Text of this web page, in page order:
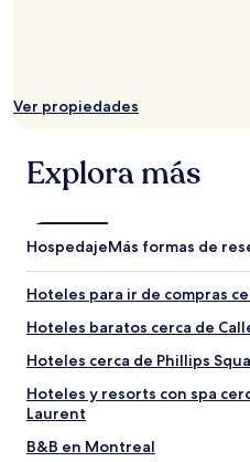
Ver propiedades
Explora más
HospedajeMás formas de
Hoteles para ir de compras
Hoteles baratos cerca de
Hoteles cerca de Phillips
Hoteles y resorts con spa
Laurent
B&B en Montreal